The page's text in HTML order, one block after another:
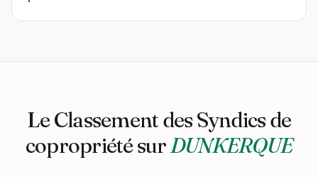
Le Classement des Syndics de
copropriété surDUNKERQUE